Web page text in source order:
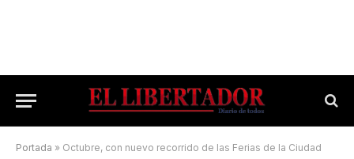
Portada » Octubre, con nuevo recorrido de las Ferias de la Ciudad